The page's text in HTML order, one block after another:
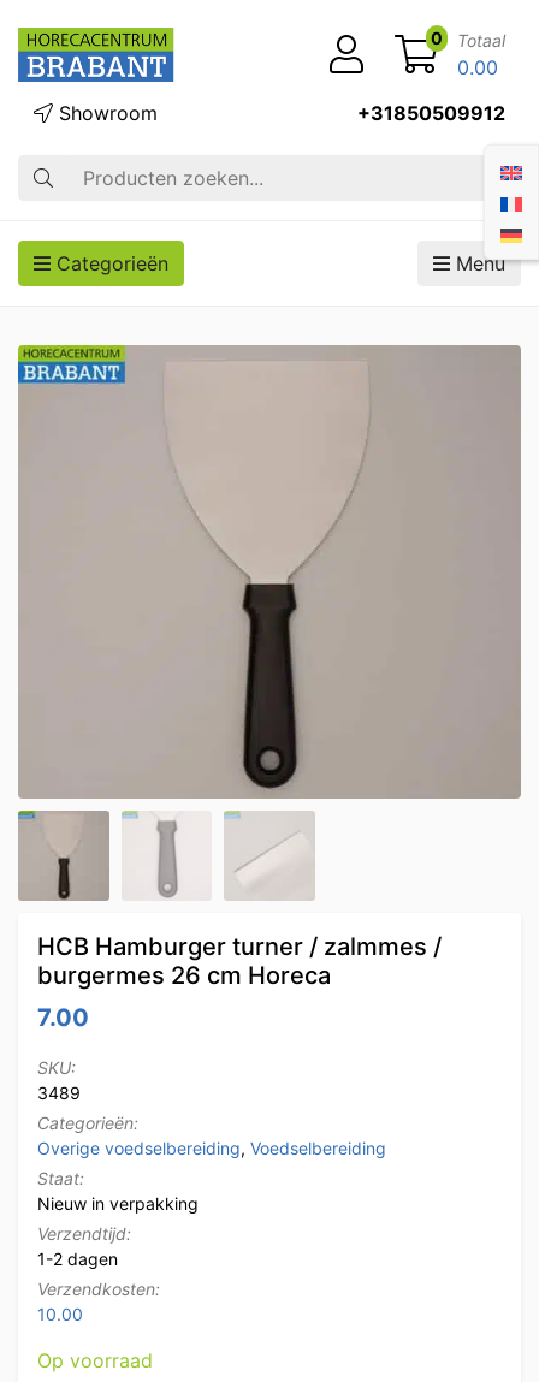
Zoek op
Showroom +31850509912
0 Totaal
0.00
Categorieën Menu
HCB Hamburger turner / zalmmes /
burgermes 26 cm Horeca
7.00
SKU:
3489
Categorieën:
Overige voedselbereiding, Voedselbereiding
Staat:
Nieuw in verpakking
Verzendtijd:
1-2 dagen
Verzendkosten:
10.00
Op voorraad